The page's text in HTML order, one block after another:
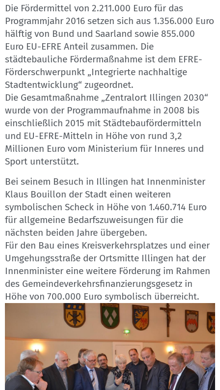
Die Fördermittel von 2.211.000 Euro für das
Programmjahr 2016 setzen sich aus 1.356.000 Euro
hälftig von Bund und Saarland sowie 855.000
Euro EU-EFRE Anteil zusammen. Die
städtebauliche Fördermaßnahme ist dem EFRE-
Förderschwerpunkt „Integrierte nachhaltige
Stadtentwicklung“ zugeordnet.
Die Gesamtmaßnahme „Zentralort Illingen 2030“
wurde von der Programmaufnahme in 2008 bis
einschließlich 2015 mit Städtebaufördermitteln
und EU-EFRE-Mitteln in Höhe von rund 3,2
Millionen Euro vom Ministerium für Inneres und
Sport unterstützt.
Bei seinem Besuch in Illingen hat Innenminister
Klaus Bouillon der Stadt einen weiteren
symbolischen Scheck in Höhe von 1.460.714 Euro
für allgemeine Bedarfszuweisungen für die
nächsten beiden Jahre übergeben.
Für den Bau eines Kreisverkehrsplatzes und einer
Umgehungsstraße der Ortsmitte Illingen hat der
Innenminister eine weitere Förderung im Rahmen
des Gemeindeverkehrsfinanzierungsgesetz in
Höhe von 700.000 Euro symbolisch überreicht.